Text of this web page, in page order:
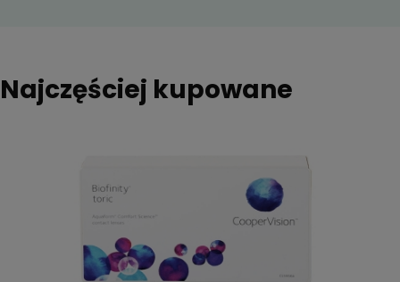
Najczęściej kupowane